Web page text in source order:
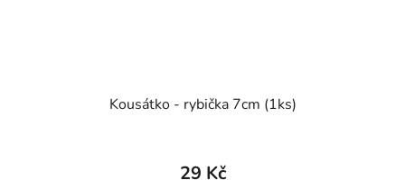
Kousátko - rybička 7cm (1ks)
29 Kč